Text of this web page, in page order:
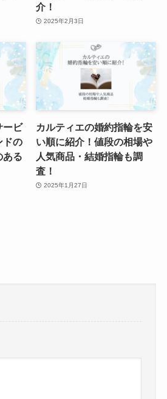
介！
2025年2月3日
ービ
ドの
ある
カルティエの婚約指輪を安
い順に紹介！値段の相場や
人気商品・結婚指輪も調
査！
2025年1月27日